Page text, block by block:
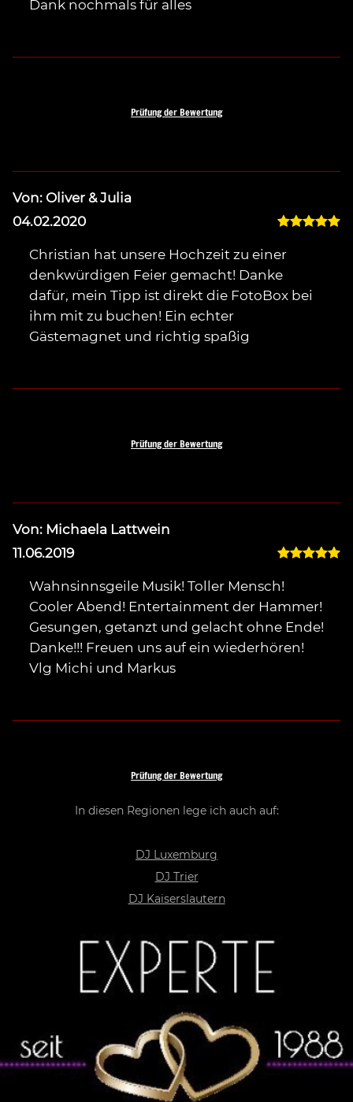
Dank nochmals für alles
Prüfung der Bewertung
Von: Oliver & Julia
04.02.2020
Christian hat unsere Hochzeit zu einer
denkwürdigen Feier gemacht! Danke
dafür, mein Tipp ist direkt die FotoBox bei
ihm mit zu buchen! Ein echter
Gästemagnet und richtig spaßig
Prüfung der Bewertung
Von: Michaela Lattwein
11.06.2019
Wahnsinnsgeile Musik! Toller Mensch!
Cooler Abend! Entertainment der Hammer!
Gesungen, getanzt und gelacht ohne Ende!
Danke!!! Freuen uns auf ein wiederhören!
Vlg Michi und Markus
Prüfung der Bewertung
In diesen Regionen lege ich auch auf:
DJ Luxemburg
DJ Trier
DJ Kaiserslautern